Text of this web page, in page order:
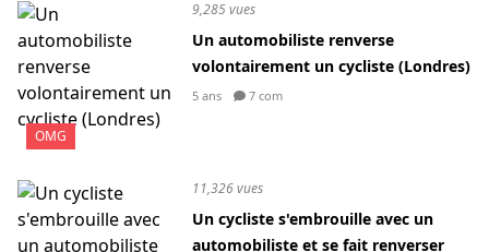
OMG
9,285 vues
Un automobiliste renverse
volontairement un cycliste (Londres)
5 ans 7 com
11,326 vues
Un cycliste s'embrouille avec un
automobiliste et se fait renverser